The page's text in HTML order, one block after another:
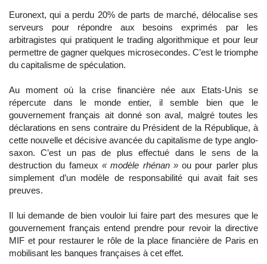
Euronext, qui a perdu 20% de parts de marché, délocalise ses
serveurs pour répondre aux besoins exprimés par les
arbitragistes qui pratiquent le trading algorithmique et pour leur
permettre de gagner quelques microsecondes. C’est le triomphe
du capitalisme de spéculation.
Au moment où la crise financière née aux Etats-Unis se
répercute dans le monde entier, il semble bien que le
gouvernement français ait donné son aval, malgré toutes les
déclarations en sens contraire du Président de la République, à
cette nouvelle et décisive avancée du capitalisme de type anglo-
saxon. C’est un pas de plus effectué dans le sens de la
destruction du fameux « modèle rhénan »ou pour parler plus
simplement d’un modèle de responsabilité qui avait fait ses
preuves.
Il lui demande de bien vouloir lui faire part des mesures que le
gouvernement français entend prendre pour revoir la directive
MIF et pour restaurer le rôle de la place financière de Paris en
mobilisant les banques françaises à cet effet.